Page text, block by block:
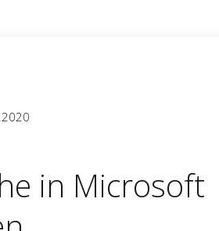
in Microsoft